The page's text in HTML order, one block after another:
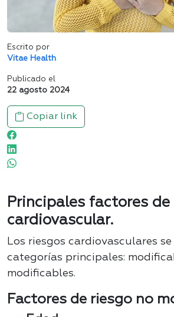
Escrito por
Vitae Health
Publicado el
22 agosto 2024
Copiar link
Principales factores de
cardiovascular.
Los riesgos cardiovasculares
categorías principales:
modificables.
Factores de riesgo no